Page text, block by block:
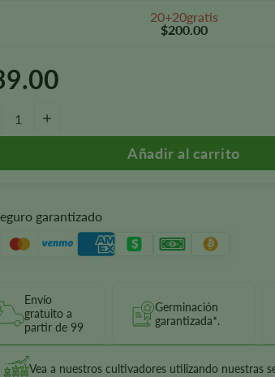
20+20gratis
$200.00
-
garantizado
Envío
gratuito a
partir de 99
Germinación
garantizada*.
Vea a nuestros cultivadores utilizando nuestras